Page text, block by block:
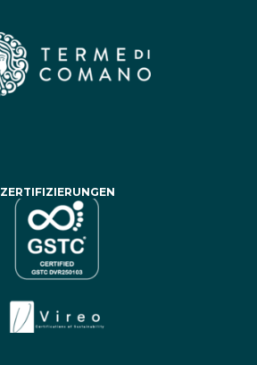
ZERTIFIZIERUNGEN